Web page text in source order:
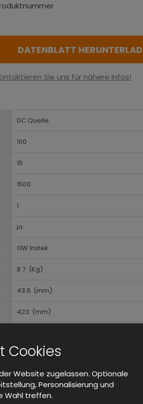
DATENBLATT
Sie uns für nähere Infos!
DC Quelle
100
15
1500
1
ja
GW Instek
8.7 (Kg)
43.6 (mm)
423 (mm)
0(C)
50(C)
Im Rack montierbar
Cookies
Website zugelassen. Optionale
Personalisierung und
Wahl treffen.